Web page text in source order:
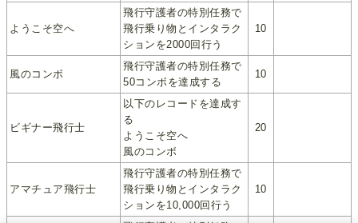
ようこそ空へ
飛行守護者の特別任務で
飛行乗り物とインタラク
ションを2000回行う
10
風のコンボ
飛行守護者の特別任務で
50コンボを達成する
10
ビギナー飛行士
以下のレコードを達成す
る
ようこそ空へ
風のコンボ
20
アマチュア飛行士
飛行守護者の特別任務で
飛行乗り物とインタラク
ションを10,000回行う
10